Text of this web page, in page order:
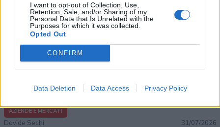
I want to opt-out of Collection, Use,
Retention, Sale, and/or Sharing of my
Personal Data that Is Unrelated with the
Purposes for which it was collected.
Opted Out
CONFIRM
Data Deletion Data Access Privacy Policy
AZIENDE E MERCATI
Davide Sechi 31/07/2026